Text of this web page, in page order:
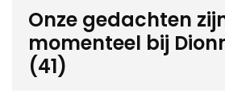
Onze gedachten
momenteel bij
(41)